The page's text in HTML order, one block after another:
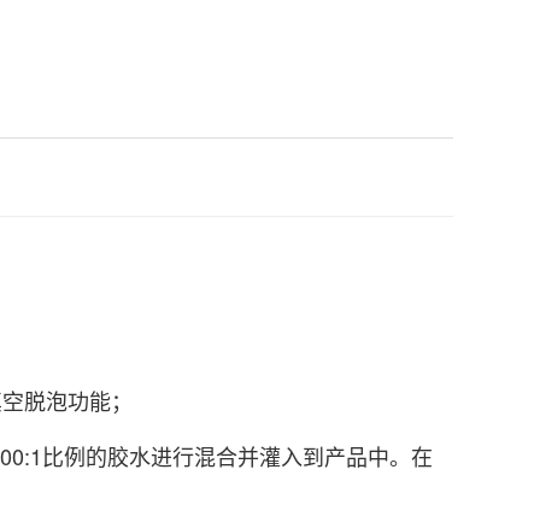
脱泡功能；
比例的胶水进行混合并灌入到产品中。在